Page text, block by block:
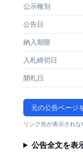
公示種別
公告日
納入期限
入札締切日
開札日
元の公告ページ
リンク先が表示され
公告全文を表